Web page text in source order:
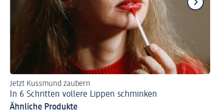
Jetzt Kussmund zaubern
In 6 Schritten vollere Lippen schminken
Ähnliche Produkte